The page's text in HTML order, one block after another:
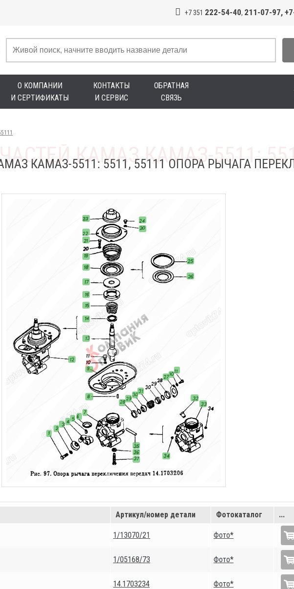
+7 351 222-54-40, 211-07-97,
О КОМПАНИИ
И СЕРТИФИКАТЫ
КОНТАКТЫ
И СЕРВИС
ОБРАТНАЯ
СВЯЗЬ
КАМАЗ-5511: 5511, 55111 ОПОРА РЫЧАГА
Артикул/номер детали Фотокаталог ...
1/13070/21 Фото*
1/05168/73 Фото*
14.1703234 Фото*